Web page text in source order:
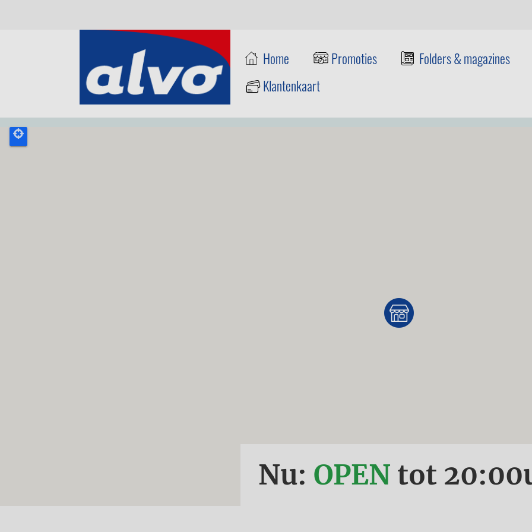
Home Promoties
Folders & magazines
Klantenkaart
Nu: OPEN tot 20:00